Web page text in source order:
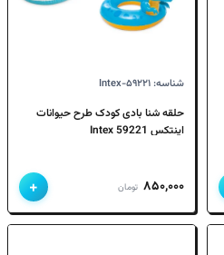
۸۲۰,۰۰۰ تومان
شناسه: Intex-۵۹۲۲۱
حلقه شنا بادی کودک طرح حیوانات
اینتکس 59221 Intex
۸۵۰,۰۰۰ تومان +